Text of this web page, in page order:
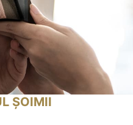
ȘOIMII